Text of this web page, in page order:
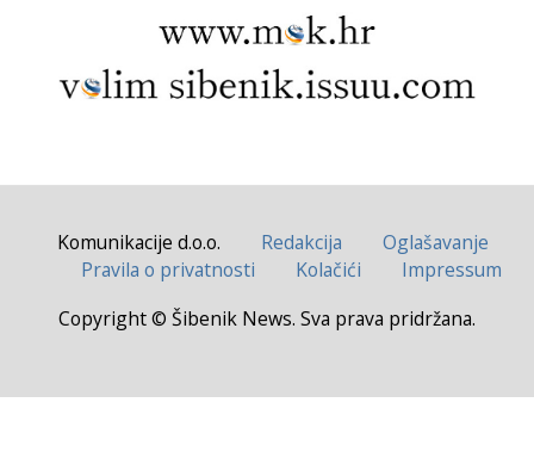
Komunikacije d.o.o. Redakcija
Oglašavanje
Pravila o privatnosti
Kolačići
Impressum
Copyright © Šibenik News. Sva prava pridržana.